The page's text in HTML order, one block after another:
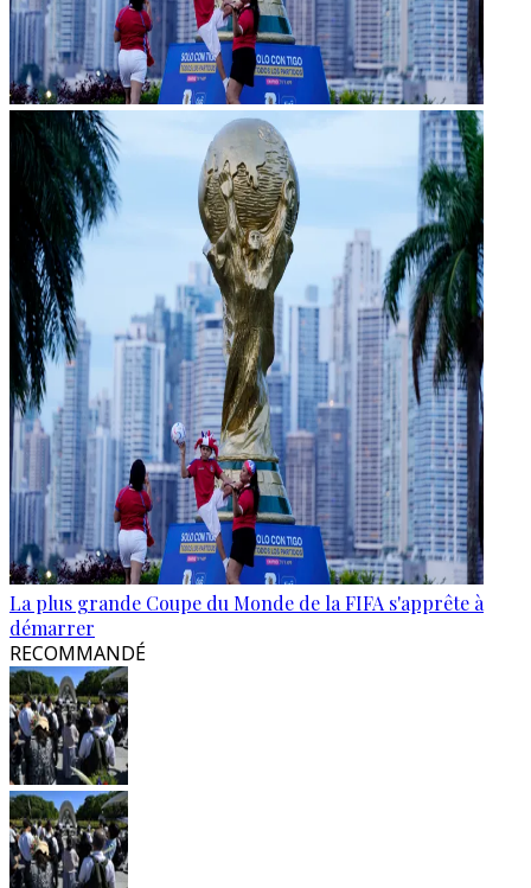
La plus grande Coupe du Monde de la FIFA s'apprête à
démarrer
RECOMMANDÉ